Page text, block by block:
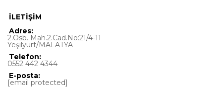
İLETİŞİM
Adres:
2.Osb. Mah.2.Cad.No:21/4-11
Yeşilyurt/MALATYA
Telefon:
0552 442 4344
E-posta:
[email protected]